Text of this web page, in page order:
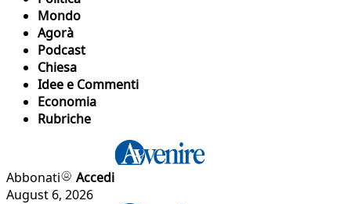
Mondo
Agorà
Podcast
Chiesa
Idee e Commenti
Economia
Rubriche
Abbonati
Accedi
August 6, 2026